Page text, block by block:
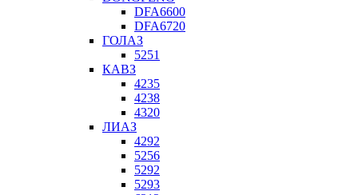
DFA6600
DFA6720
ГОЛАЗ
5251
КАВЗ
4235
4238
4320
ЛИАЗ
4292
5256
5292
5293